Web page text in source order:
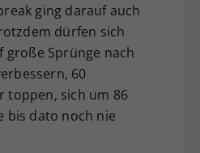
ging darauf auch
dürfen sich
große Sprünge nach
60
toppen, sich um 86
bis dato noch nie